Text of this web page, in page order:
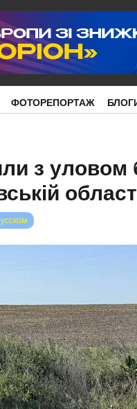
ФОТОРЕПОРТАЖ
з уловом